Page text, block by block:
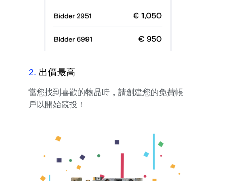
2. 出價最高
當您找到喜歡的物品時，請創建您的免費帳
戶以開始競投！